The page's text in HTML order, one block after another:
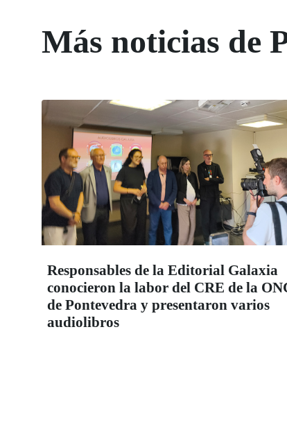
Más noticias de
Responsables de la Editorial Galaxia
conocieron la labor del CRE de la
de Pontevedra y presentaron varios
audiolibros